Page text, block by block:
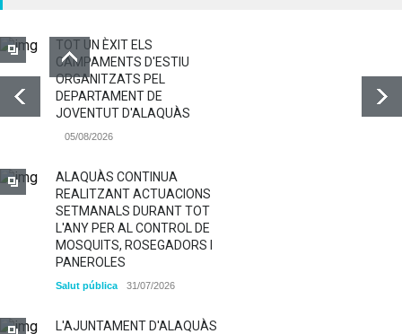
TOT UN ÈXIT ELS
CAMPAMENTS D'ESTIU
ORGANITZATS PEL
DEPARTAMENT DE
JOVENTUT D'ALAQUÀS
05/08/2026
ALAQUÀS CONTINUA
REALITZANT ACTUACIONS
SETMANALS DURANT TOT
L'ANY PER AL CONTROL DE
MOSQUITS, ROSEGADORS I
PANEROLES
Salut pública 31/07/2026
L'AJUNTAMENT D'ALAQUÀS